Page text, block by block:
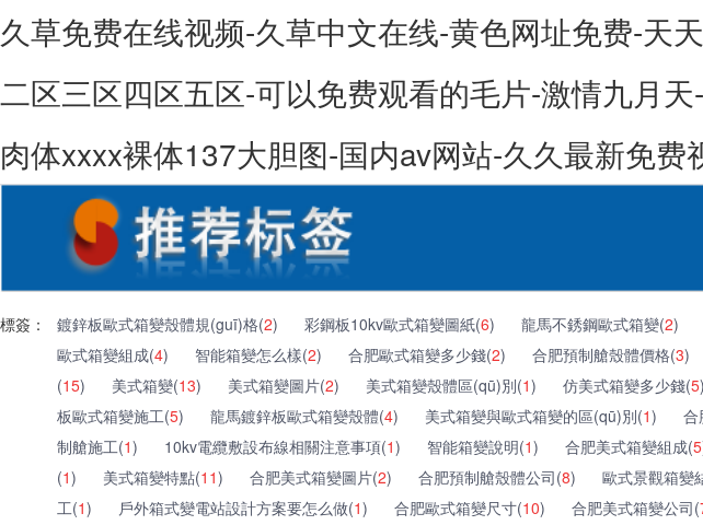
久草免费在线视频-久草中文在线-黄色网址免费-天
二区三区四区五区-可以免费观看的毛片-激情九月
肉体xxxx裸体137大胆图-国内av网站-久久最新免费
標簽： 鍍鋅板歐式箱變殼體規(guī)格(2) 彩鋼板10kv歐式箱變圖紙(6) 龍馬不銹鋼歐式箱變(2)
歐式箱變組成(4) 智能箱變怎么樣(2) 合肥歐式箱變多少錢(2) 合肥預制艙殼體價格(3)
(15) 美式箱變(13) 美式箱變圖片(2) 美式箱變殼體區(qū)別(1) 仿美式箱變多少錢(5)
板歐式箱變施工(5) 龍馬鍍鋅板歐式箱變殼體(4) 美式箱變與歐式箱變的區(qū)別(1) 合
制艙施工(1) 10kv電纜敷設布線相關注意事項(1) 智能箱變說明(1) 合肥美式箱變組成(5
(1) 美式箱變特點(11) 合肥美式箱變圖片(2) 合肥預制艙殼體公司(8) 歐式景觀箱變
工(1) 戶外箱式變電站設計方案要怎么做(1) 合肥歐式箱變尺寸(10) 合肥美式箱變公司(